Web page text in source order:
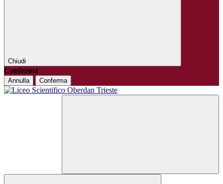
Chiudi
Conferma
Annulla Conferma